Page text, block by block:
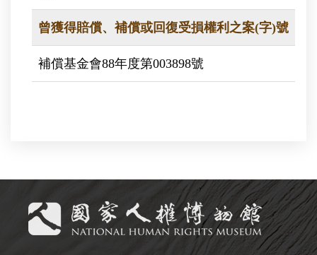
曾獲得賠償、補償或回復受損權利之案(字)號
補償基金會88年度第003898號